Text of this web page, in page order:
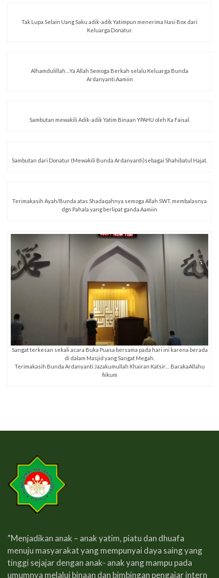
Tak Lupa Selain Uang Saku adik-adik Yatimpun menerima Nasi Box dari
Keluarga Donatur.
Alhamdulillah…Ya Allah Semoga Berkah selalu Keluarga Bunda
Ardanyanti.Aamiin
Sambutan mewakili Adik-adik Yatim Binaan YPAHU oleh Ka Faisal.
Sambutan dari Donatur (Mewakili Bunda Ardanyanti)sebagai Shahibatul Hajat.
Terimakasih Ayah/Bunda atas Shadaqahnya semoga Allah SWT, membalasnya
dgn Pahala yang berlipat ganda.Aamiin
Sangat terkesan sekali acara Buka Puasa bersama pada hari ini karena berada
di dalam Masjid yang Sangat Megah.
Terimakasih Bunda Ardanyanti Jazakumullah Khairan Katsir… BarakaAllahu
fiikum
”Menjadikan anak – anak yatim, piatu dan dhuafa
menuju masyarakat yang mempunyai daya saing yang
tinggi sejajar dengan anak- anak yang mampu pada
umumnya melalui binaan dan bimbingan pengajar intern